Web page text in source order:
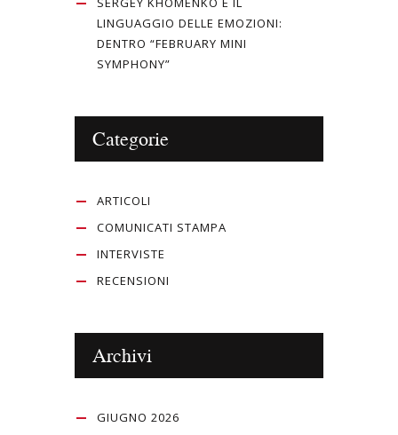
LINGUAGGIO DELLE EMOZIONI:
DENTRO “FEBRUARY MINI
SYMPHONY”
Categorie
ARTICOLI
COMUNICATI STAMPA
INTERVISTE
RECENSIONI
Archivi
GIUGNO 2026